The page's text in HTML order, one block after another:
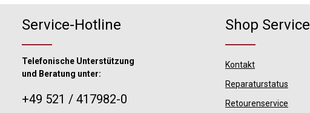
Service-Hotline
Telefonische Unterstützung
und Beratung unter:
+49 521 / 417982-0
Shop Service
Kontakt
Reparaturstatus
Retourenservice